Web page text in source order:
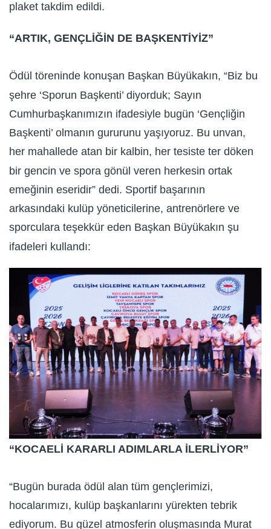
plaket takdim edildi.
“ARTIK, GENÇLİĞİN DE BAŞKENTİYİZ”
Ödül töreninde konuşan Başkan Büyükakın, “Biz bu
şehre ‘Sporun Başkenti’ diyorduk; Sayın
Cumhurbaşkanımızın ifadesiyle bugün ‘Gençliğin
Başkenti’ olmanın gururunu yaşıyoruz. Bu unvan,
her mahallede atan bir kalbin, her tesiste ter döken
bir gencin ve spora gönül veren herkesin ortak
emeğinin eseridir” dedi. Sportif başarının
arkasındaki kulüp yöneticilerine, antrenörlere ve
sporculara teşekkür eden Başkan Büyükakın şu
ifadeleri kullandı:
“KOCAELİ KARARLI ADIMLARLA İLERLİYOR”
“Bugün burada ödül alan tüm gençlerimizi,
hocalarımızı, kulüp başkanlarını yürekten tebrik
ediyorum. Bu güzel atmosferin oluşmasında Murat